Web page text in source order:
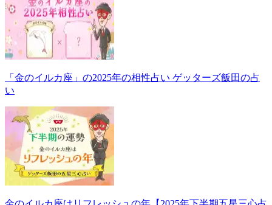
「金のイルカ座」の2025年の相性占い ゲッターズ飯田の占
い